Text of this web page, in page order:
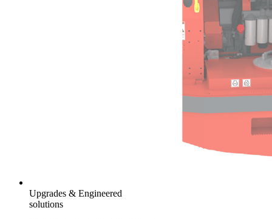
Upgrades & Engineered
solutions